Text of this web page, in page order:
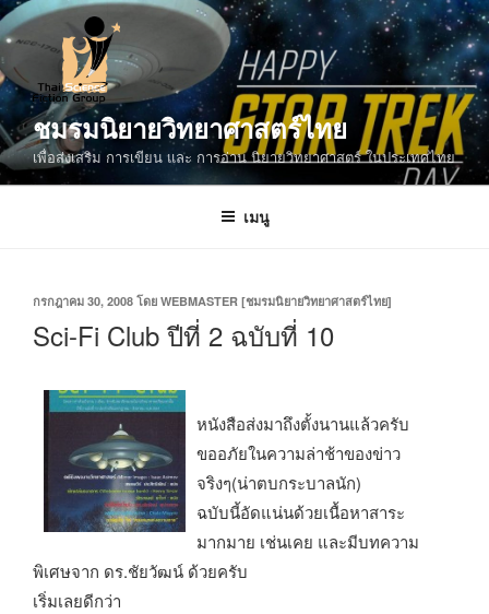
ข้าม
ไป
ยัง
บทความ
ชมรมนิยายวิทยาศาสตร์ไทย
เพื่อส่งเสริม การเขียน และ การอ่าน นิยายวิทยาศาสตร์ ในประเทศไทย
เมนู
เขียน
ที่
กรกฎาคม 30, 2008 โดย WEBMASTER [ชมรมนิยายวิทยาศาสตร์ไทย]
Sci-Fi Club ปีที่ 2 ฉบับที่ 10
หนังสือส่งมาถึงตั้งนานแล้วครับ
ขออภัยในความล่าช้าของข่าว
จริงๆ(น่าตบกระบาลนัก)
ฉบับนี้อัดแน่นด้วยเนื้อหาสาระ
มากมาย เช่นเคย และมีบทความ
พิเศษจาก ดร.ชัยวัฒน์ ด้วยครับ
เริ่มเลยดีกว่า